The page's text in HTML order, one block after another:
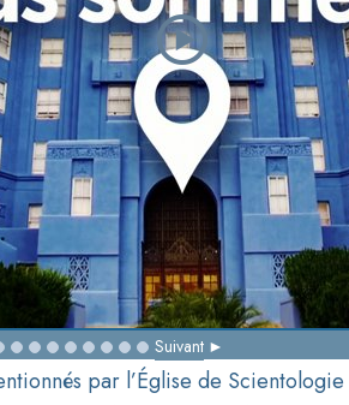
Suivant
par l’Église de Scientologie